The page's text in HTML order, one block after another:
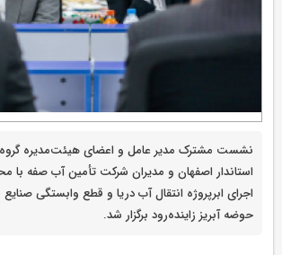
نشست مشترک مدیر عامل و اعضای هیئت‌مدیره گروه
استاندار اصفهان و مدیران شرکت تأمین آب صفه با
اجرای ابرپروژه انتقال آب دریا و قطع وابستگی
حوضه آبریز زاینده‌رود برگزار شد.